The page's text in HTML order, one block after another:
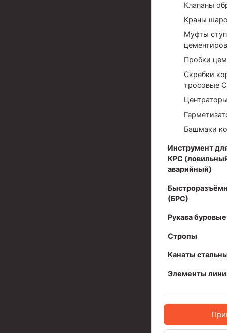
Оборудование для трубопроводов и
Противовыбросовое оборудование
Системы верхнего привода (СВП)
Головки цементировочные универсальные
Клапаны
Краны
Муфты
Пробки
Скребки
тросовые
Башмаки
Инструмент
КРС
аварийный)
(БРС)
Рукава буровые
Стропы
Канаты
Элементы